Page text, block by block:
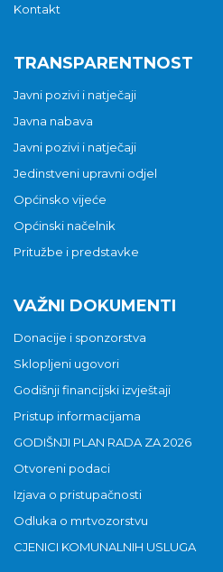
Kontakt
TRANSPARENTNOST
Javni pozivi i natječaji
Javna nabava
Javni pozivi i natječaji
Jedinstveni upravni odjel
Općinsko vijeće
Općinski načelnik
Pritužbe i predstavke
VAŽNI DOKUMENTI
Donacije i sponzorstva
Sklopljeni ugovori
Godišnji financijski izvještaji
Pristup informacijama
GODIŠNJI PLAN RADA ZA 2026
Otvoreni podaci
Izjava o pristupačnosti
Odluka o mrtvozorstvu
CJENICI KOMUNALNIH USLUGA